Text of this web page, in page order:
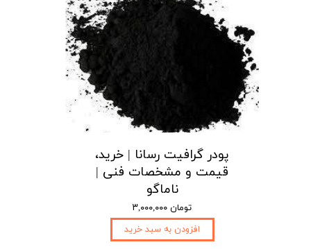
پودر گرافیت رسانا | خرید،
قیمت و مشخصات فنی |
ناماگو
۳,۰۰۰,۰۰۰ تومان
افزودن به سبد خرید